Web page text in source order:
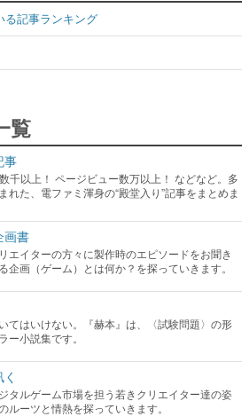
る記事ランキング
覧
事
千以上！ ページビュー数万以上！ などなど。多
れた、電ファミ渾身の“殿堂入り”記事をまとめま
画書
エイターの方々に製作時のエピソードをお聞き
企画（ゲーム）とは何か？を探っていきます。
てはいけない。『赫本』は、〈試験問題〉の形
ー小説集です。
タルゲーム市場を担う若きクリエイター達の姿
ルーツと情熱を探っていきます。